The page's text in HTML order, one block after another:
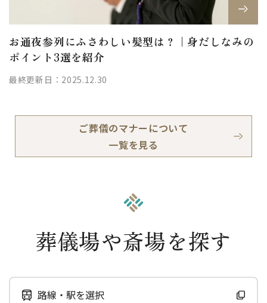
お通夜参列にふさわしい髪型は？｜身だしなみの
ポイント3選を紹介
最終更新日：2025.12.30
ご葬儀のマナーについて
一覧を見る
葬儀場や斎場を探す
路線・駅を選択